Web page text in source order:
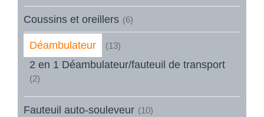
Coussins et oreillers (6)
Déambulateur (13)
2 en 1 Déambulateur/fauteuil de transport
(2)
Fauteuil auto-souleveur (10)